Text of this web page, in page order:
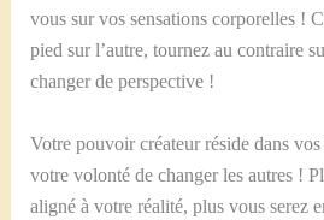
vous sur vos sensations corporelles !
pied sur l’autre, tournez au contraire
changer de perspective !
Votre pouvoir créateur réside dans
votre volonté de changer les autres !
aligné à votre réalité, plus vous serez